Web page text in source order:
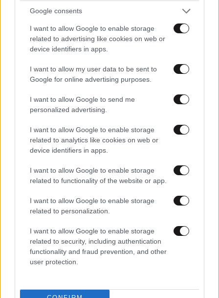
Google consents
I want to allow Google to enable storage
related to advertising like cookies on web or
device identifiers in apps.
I want to allow my user data to be sent to
Google for online advertising purposes.
I want to allow Google to send me
personalized advertising.
I want to allow Google to enable storage
related to analytics like cookies on web or
device identifiers in apps.
I want to allow Google to enable storage
related to functionality of the website or app.
I want to allow Google to enable storage
related to personalization.
I want to allow Google to enable storage
related to security, including authentication
functionality and fraud prevention, and other
user protection.
ΚΟΣΜΟΣ2 ω. πριν
Η αυτοκρατορία του «Έντικ» και ο «μεγάλος»
που φέρεται να βρίσκεται πίσω του – Τι ορίζει ο
όρος Greek Mafia